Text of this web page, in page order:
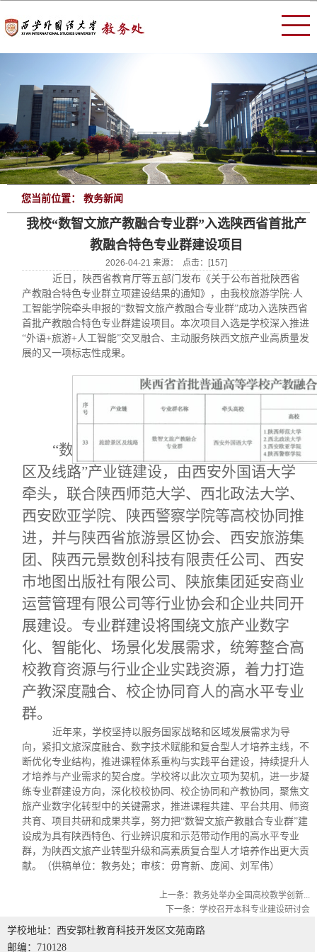
您当前位置： 教务新闻
我校“数智文旅产教融合专业群”入选陕西省首批产
教融合特色专业群建设项目
2026-04-21 来源： 点击：[157]
近日，陕西省教育厅等五部门发布《关于公布首批陕西省
产教融合特色专业群立项建设结果的通知》，由我校旅游学院·人
工智能学院牵头申报的“数智文旅产教融合专业群”成功入选陕西省
首批产教融合特色专业群建设项目。本次项目入选是学校深入推进
“外语+旅游+人工智能”交叉融合、主动服务陕西文旅产业高质量发
展的又一项标志性成果。
“数智文旅产教融合专业群”聚焦“旅游景
区及线路”产业链建设，由西安外国语大学
牵头，联合陕西师范大学、西北政法大学、
西安欧亚学院、陕西警察学院等高校协同推
进，并与陕西省旅游景区协会、西安旅游集
团、陕西元景数创科技有限责任公司、西安
市地图出版社有限公司、陕旅集团延安商业
运营管理有限公司等行业协会和企业共同开
展建设。专业群建设将围绕文旅产业数字
化、智能化、场景化发展需求，统筹整合高
校教育资源与行业企业实践资源，着力打造
产教深度融合、校企协同育人的高水平专业
群。
近年来，学校坚持以服务国家战略和区域发展需求为导
向，紧扣文旅深度融合、数字技术赋能和复合型人才培养主线，不
断优化专业结构，推进课程体系重构与实践平台建设，持续提升人
才培养与产业需求的契合度。学校将以此次立项为契机，进一步凝
练专业群建设方向，深化校校协同、校企协同和产教协同，聚焦文
旅产业数字化转型中的关键需求，推进课程共建、平台共用、师资
共育、项目共研和成果共享，努力把“数智文旅产教融合专业群”建
设成为具有陕西特色、行业辨识度和示范带动作用的高水平专业
群，为陕西文旅产业转型升级和高素质复合型人才培养作出更大贡
献。（供稿单位：教务处；审核：毋育新、庞闻、刘军伟）
上一条： 教务处举办全国高校教学创新...
下一条： 学校召开本科专业建设研讨会
学校地址：西安郭杜教育科技开发区文苑南路
邮编：710128